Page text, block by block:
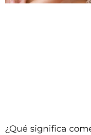
¿Qué significa